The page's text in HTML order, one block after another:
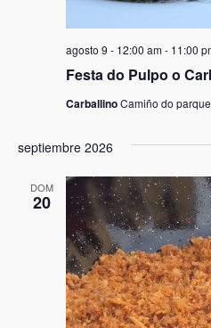
Festa do Pulpo o
agosto 9 - 12:00 am- 11:00
CarballinoCamiño do
septiembre 2026
DOM
20